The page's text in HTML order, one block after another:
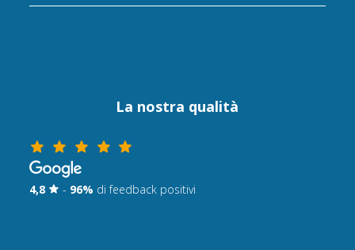
La nostra qualità
4,8 - 96% di feedback positivi